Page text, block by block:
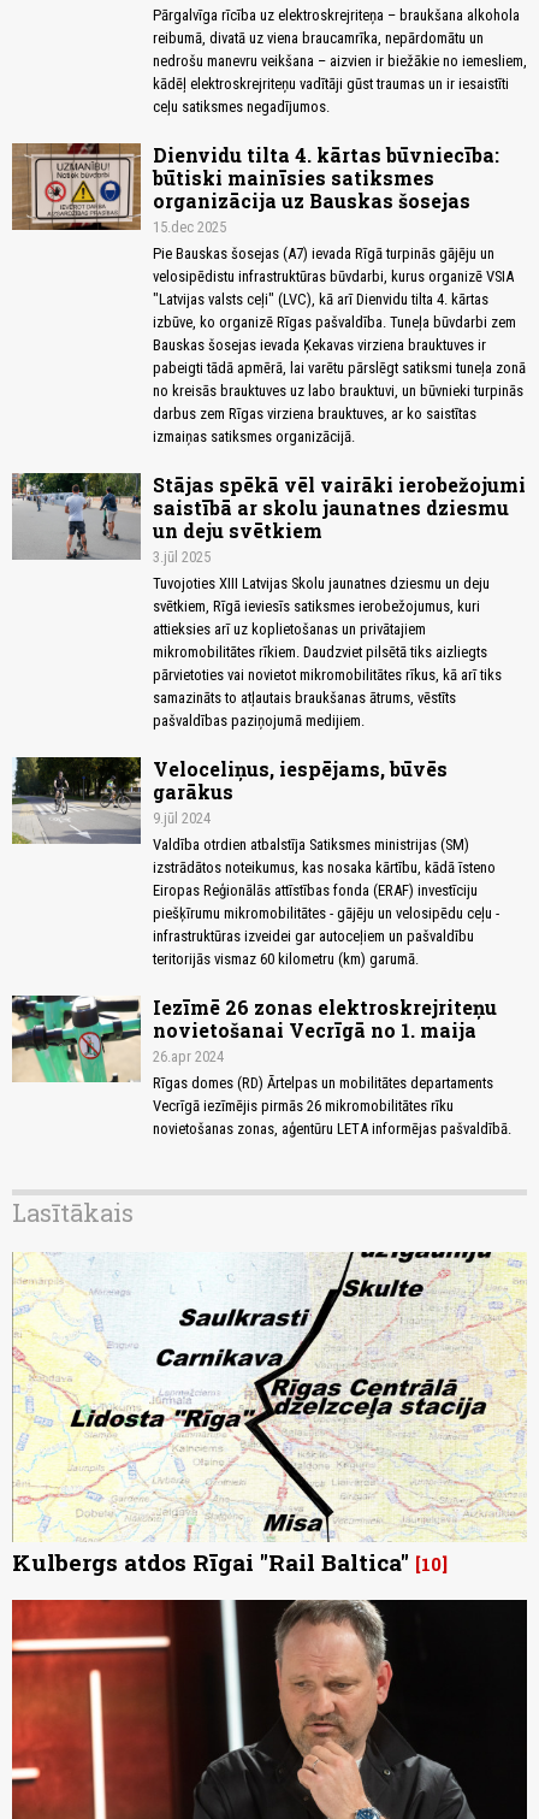
Pārgalvīga rīcība uz elektroskrejriteņa – braukšana alkohola
reibumā, divatā uz viena braucamrīka, nepārdomātu un
nedrošu manevru veikšana – aizvien ir biežākie no iemesliem,
kādēļ elektroskrejriteņu vadītāji gūst traumas un ir iesaistīti
ceļu satiksmes negadījumos.
Dienvidu tilta 4. kārtas būvniecība:
būtiski mainīsies satiksmes
organizācija uz Bauskas šosejas
15.dec 2025
Pie Bauskas šosejas (A7) ievada Rīgā turpinās gājēju un
velosipēdistu infrastruktūras būvdarbi, kurus organizē VSIA
"Latvijas valsts ceļi" (LVC), kā arī Dienvidu tilta 4. kārtas
izbūve, ko organizē Rīgas pašvaldība. Tuneļa būvdarbi zem
Bauskas šosejas ievada Ķekavas virziena brauktuves ir
pabeigti tādā apmērā, lai varētu pārslēgt satiksmi tuneļa zonā
no kreisās brauktuves uz labo brauktuvi, un būvnieki turpinās
darbus zem Rīgas virziena brauktuves, ar ko saistītas
izmaiņas satiksmes organizācijā.
Stājas spēkā vēl vairāki ierobežojumi
saistībā ar skolu jaunatnes dziesmu
un deju svētkiem
3.jūl 2025
Tuvojoties XIII Latvijas Skolu jaunatnes dziesmu un deju
svētkiem, Rīgā ieviesīs satiksmes ierobežojumus, kuri
attieksies arī uz koplietošanas un privātajiem
mikromobilitātes rīkiem. Daudzviet pilsētā tiks aizliegts
pārvietoties vai novietot mikromobilitātes rīkus, kā arī tiks
samazināts to atļautais braukšanas ātrums, vēstīts
pašvaldības paziņojumā medijiem.
Veloceliņus, iespējams, būvēs
garākus
9.jūl 2024
Valdība otrdien atbalstīja Satiksmes ministrijas (SM)
izstrādātos noteikumus, kas nosaka kārtību, kādā īsteno
Eiropas Reģionālās attīstības fonda (ERAF) investīciju
piešķīrumu mikromobilitātes - gājēju un velosipēdu ceļu -
infrastruktūras izveidei gar autoceļiem un pašvaldību
teritorijās vismaz 60 kilometru (km) garumā.
Iezīmē 26 zonas elektroskrejriteņu
novietošanai Vecrīgā no 1. maija
26.apr 2024
Rīgas domes (RD) Ārtelpas un mobilitātes departaments
Vecrīgā iezīmējis pirmās 26 mikromobilitātes rīku
novietošanas zonas, aģentūru LETA informējas pašvaldībā.
Lasītākais
Kulbergs atdos Rīgai "Rail Baltica" 10